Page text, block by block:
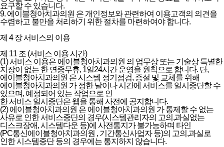
요구할 수 있습니다.
9. 에이블청아치과의원 은 개인정보와 관련하여 이용고객의 의견을
수렴하고 불만을 처리하기 위한 절차를 마련하여야 합니다.
제 4 장 서비스의 이용
제 11 조 (서비스 이용 시간)
(1) 서비스 이용은 에이블청아치과의원 의 업무상 또는 기술상 특별한
지장이 없는 한 연중무휴, 1일24시간 운영을 원칙으로 합니다. 단,
에이블청아치과의원 은 시스템 정기점검, 증설 및 교체를 위해
에이블청아치과의원 가 정한 날이나 시간에 서비스를 일시중단할 수
있으며, 예정되어 있는 작업으로 인
한 서비스 일시중단은 웹을 통해 사전에 공지합니다.
(2) 에이블청아치과의원 은 에이블청아치과의원 가 통제할 수 없는
사유로 인한 서비스중단의 경우(시스템관리자의 고의,과실없는
디스크장애, 시스템다운 등)에 사전통지가 불가능하며 타인
(PC통신에이블청아치과의원 , 기간통신사업자 등)의 고의,과실로
인한 시스템중단 등의 경우에는 통지하지 않습니다.